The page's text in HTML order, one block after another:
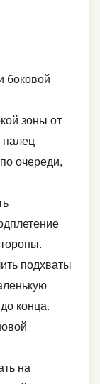
боковой
зоны от
палец
очереди,
подхваты
конца.
на